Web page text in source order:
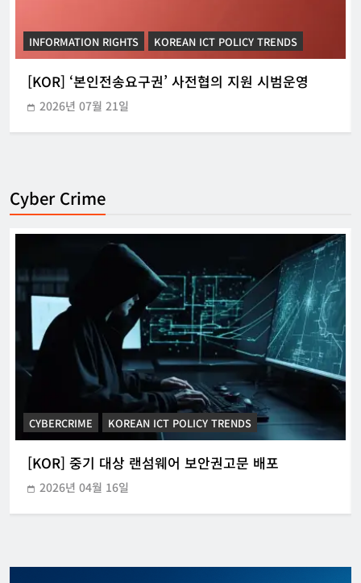
INFORMATION RIGHTS KOREAN ICT POLICY TRENDS
[KOR] ‘본인전송요구권’ 사전협의 지원 시범운영
2026년 07월 21일
Cyber Crime
CYBERCRIME KOREAN ICT POLICY TRENDS
[KOR] 중기 대상 랜섬웨어 보안권고문 배포
2026년 04월 16일